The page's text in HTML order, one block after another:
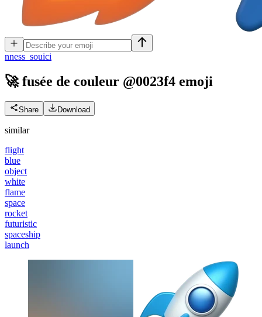
nness_souici
🚀 fusée de couleur @0023f4 emoji
Share Download
similar
flight
blue
object
white
flame
space
rocket
futuristic
spaceship
launch